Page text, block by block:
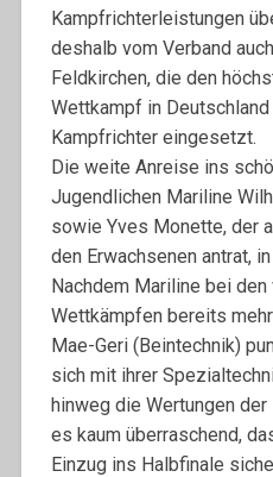
Kampfrichterleistungen
deshalb vom Verband
Feldkirchen, die den
Wettkampf in
Kampfrichter eingesetzt.
Die weite Anreise ins
Jugendlichen Mariline
sowie Yves Monette, der
den Erwachsenen antrat,
Nachdem Mariline bei den
Wettkämpfen bereits
Mae-Geri (Beintechnik)
sich mit ihrer
hinweg die Wertungen
es kaum überraschend,
Einzug ins Halbfinale